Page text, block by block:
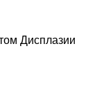
Дисплазии